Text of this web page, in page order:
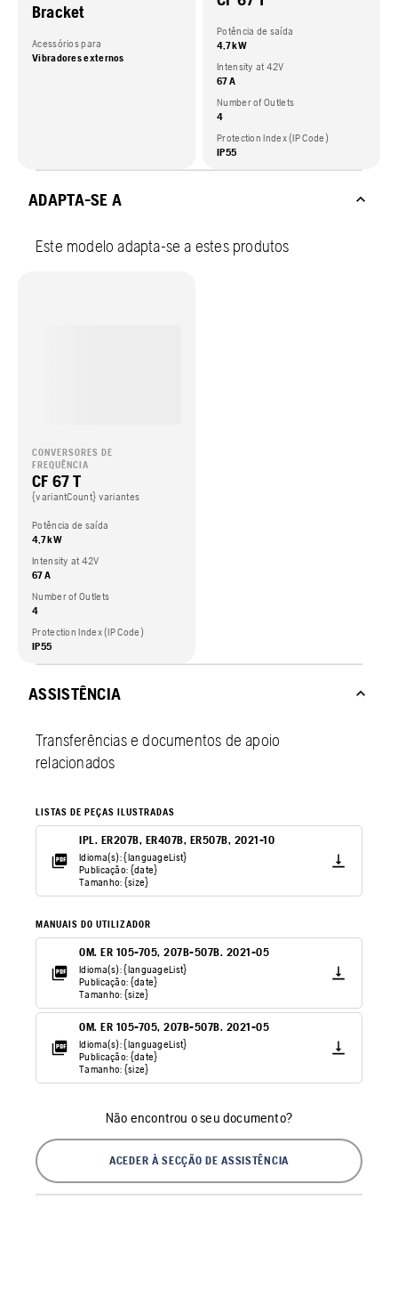
Bracket
Acessórios para
Vibradores externos
Potência de saída
4,7 kW
Intensity at 42V
67 A
Number of Outlets
4
Protection Index (IP Code)
IP55
ADAPTA-SE A
Este modelo adapta-se a estes produtos
CONVERSORES DE
FREQUÊNCIA
CF 67 T
{variantCount} variantes
Potência de saída
4,7 kW
Intensity at 42V
67 A
Number of Outlets
4
Protection Index (IP Code)
IP55
ASSISTÊNCIA
Transferências e documentos de apoio
relacionados
LISTAS DE PEÇAS ILUSTRADAS
IPL. ER207B, ER407B, ER507B, 2021-10
Idioma(s): {languageList}
Publicação: {date}
Tamanho: {size}
MANUAIS DO UTILIZADOR
OM. ER 105-705, 207B-507B. 2021-05
Idioma(s): {languageList}
Publicação: {date}
Tamanho: {size}
OM. ER 105-705, 207B-507B. 2021-05
Idioma(s): {languageList}
Publicação: {date}
Tamanho: {size}
Não encontrou o seu documento?
ACEDER À SECÇÃO DE ASSISTÊNCIA